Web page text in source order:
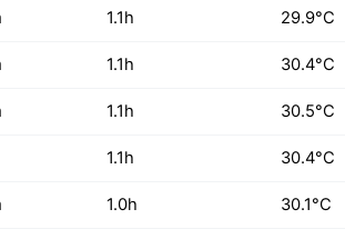
1.1h 29.9°C
1.1h 30.4°C
1.1h 30.5°C
1.1h 30.4°C
1.0h 30.1°C